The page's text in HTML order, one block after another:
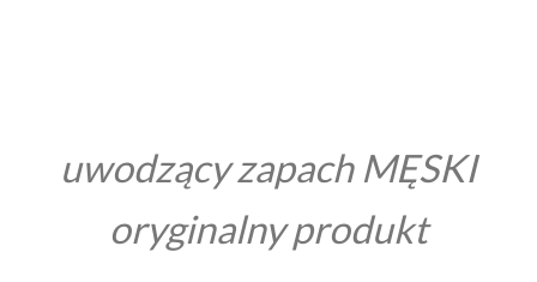
uwodzący zapach MĘSKI
oryginalny produkt